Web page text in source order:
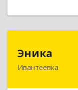
Эника
Ивантеевка141280,